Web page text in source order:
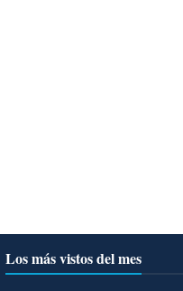
Los más vistos del mes